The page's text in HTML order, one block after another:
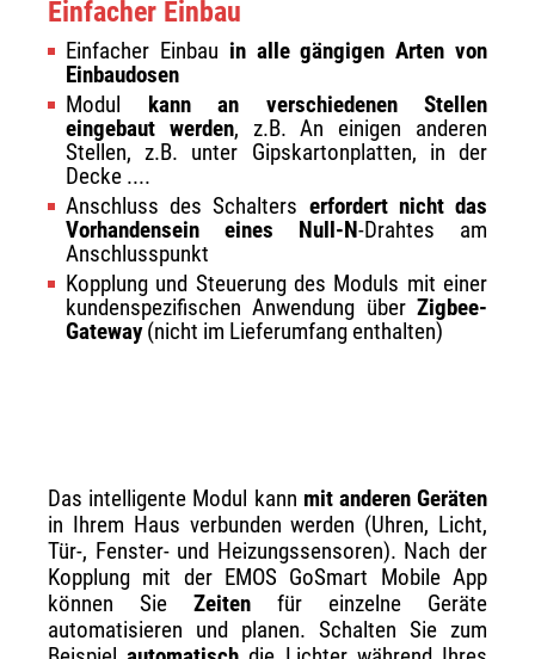
Einfacher Einbau
Einfacher Einbau in alle gängigen Arten von
Einbaudosen
Modul
kann an verschiedenen Stellen
eingebaut werden, z.B. An einigen anderen
Stellen, z.B. unter Gipskartonplatten, in der
Decke ....
Anschluss des Schalters erfordert nicht das
Vorhandensein eines Null-N-Drahtes am
Anschlusspunkt
Kopplung und Steuerung des Moduls mit einer
kundenspezifischen Anwendung über Zigbee-
Gateway(nicht im Lieferumfang enthalten)
Das intelligente Modul kann mit anderen Geräten
in Ihrem Haus verbunden werden (Uhren, Licht,
Tür-, Fenster- und Heizungssensoren). Nach der
Kopplung mit der EMOS GoSmart Mobile App
können Sie Zeiten für einzelne Geräte
automatisieren und planen. Schalten Sie zum